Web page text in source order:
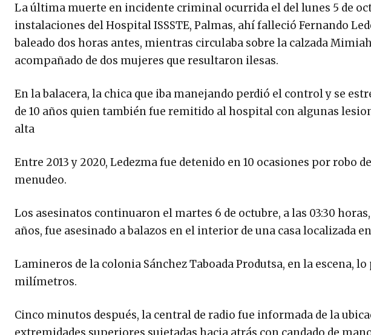
La última muerte en incidente criminal ocurrida el del lunes 5 de
instalaciones del Hospital ISSSTE, Palmas, ahí falleció Fernando
baleado dos horas antes, mientras circulaba sobre la calzada
acompañado de dos mujeres que resultaron ilesas.
En la balacera, la chica que iba manejando perdió el control y se
de 10 años quien también fue remitido al hospital con algunas
alta
Entre 2013 y 2020, Ledezma fue detenido en 10 ocasiones por robo
menudeo.
Los asesinatos continuaron el martes 6 de octubre, a las 03:30
años, fue asesinado a balazos en el interior de una casa localizada
Lamineros de la colonia Sánchez Taboada Produtsa, en la escena,
milímetros.
Cinco minutos después, la central de radio fue informada de la